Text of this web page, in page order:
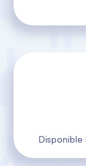
Disponible